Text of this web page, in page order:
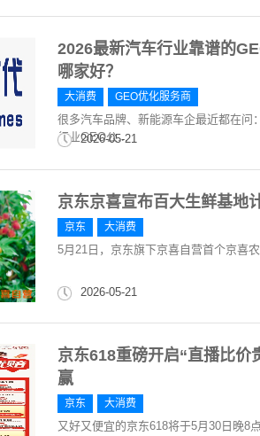
2026最新汽车行业靠谱的
哪家好？
大消费 GEO优化服务商
很多汽车品牌、新能源车企最近都在问
行业GEO公...
2026-05-21
京东京喜宣布百大生鲜基地
京东 大消费
5月21日，京东旗下京喜自营首个京喜
2026-05-21
京东618重磅开启“直播比
赢
京东 大消费
又好又便宜的京东618将于5月30日晚8